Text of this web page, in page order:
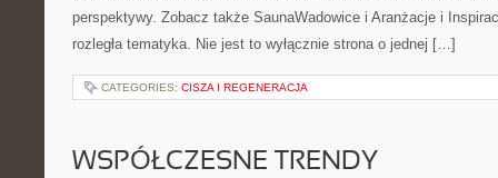
perspektywy. Zobacz także SaunaWadowice i Aranżacje i
rozległa tematyka. Nie jest to wyłącznie strona o jednej […]
CATEGORIES: CISZA I REGENERACJA
WSPÓŁCZESNE TRENDY